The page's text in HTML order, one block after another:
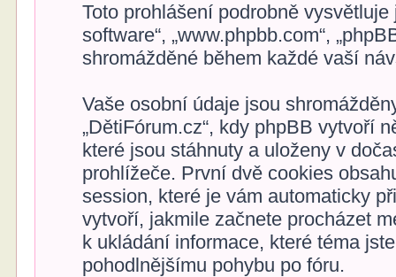
Toto prohlášení podrobně vysvětluje
software“, „www.phpbb.com“,
shromážděné během každé vaší
Vaše osobní údaje jsou
„DětiFórum.cz“, kdy phpBB vytvoří
které jsou stáhnuty a uloženy v
prohlížeče. První dvě cookies
session, které je vám automaticky
vytvoří, jakmile začnete procházet
k ukládání informace, které téma
pohodlnějšímu pohybu po fóru.